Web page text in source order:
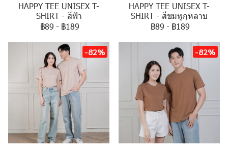
HAPPY TEE UNISEX T-
SHIRT - สีฟ้า
฿89 - ฿189
HAPPY TEE UNISEX T-
SHIRT - สีชมพูกุหลาบ
฿89 - ฿189
-82% -82%